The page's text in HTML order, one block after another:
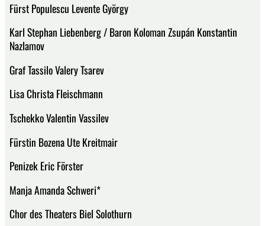
Fürst Populescu Levente György
Karl Stephan Liebenberg / Baron Koloman Zsupán Konstantin
Nazlamov
Graf Tassilo Valery Tsarev
Lisa Christa Fleischmann
Tschekko Valentin Vassilev
Fürstin Bozena Ute Kreitmair
Penizek Eric Förster
Manja Amanda Schweri*
Chor des Theaters Biel Solothurn